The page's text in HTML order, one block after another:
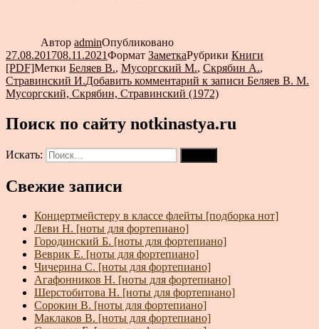
Автор adminОпубликовано
27.08.201708.11.2021Формат ЗаметкаРубрики Книги
[PDF]Метки Беляев В., Мусоргский М., Скрябин А.,
Стравинский И.Добавить комментарий к записи Беляев В. М.
Мусоргский, Скрябин, Стравинский (1972)
Поиск по сайту notkinastya.ru
Искать:
Свежие записи
Концертмейстеру в классе флейты [подборка нот]
Леви Н. [ноты для фортепиано]
Городинский Б. [ноты для фортепиано]
Веврик Е. [ноты для фортепиано]
Чичерина С. [ноты для фортепиано]
Агафонников Н. [ноты для фортепиано]
Шерстобитова Н. [ноты для фортепиано]
Сорокин В. [ноты для фортепиано]
Маклаков В. [ноты для фортепиано]